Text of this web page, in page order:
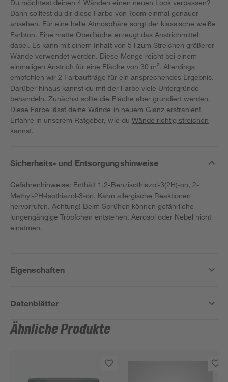
Du möchtest deinen 4 Wänden einen neuen Look verpassen?
Dann solltest du dir diese Farbe von Toom einmal genauer
ansehen. Für eine helle Atmosphäre sorgt der klassische weiße
Farbton. Eine matte Oberfläche erzeugt das Anstrichmittel
dabei. Es kann mit einem Inhalt von 5 l zum Streichen größerer
Wände verwendet werden. Diese Menge reicht bei einem
einmaligen Anstrich für eine Fläche von 30 m². Allerdings
empfehlen wir 2 Farbaufträge für ein ansprechendes Ergebnis.
Darüber hinaus kannst du mit der Farbe viele Untergründe
behandeln. Zunächst sollte die Fläche aber grundiert werden.
Diese Farbe lässt deine Wände in neuem Glanz erstrahlen!
Erfahre in unserem Ratgeber, wie du Wände richtig streichen
kannst.
Sicherheits- und Entsorgungshinweise
Gefahrenhinweise: Enthält 1,2-Benzisothiazol-3(2H)-on, 2-
Methyl-2H-Isothiazol-3-on. Kann allergische Reaktionen
hervorrufen. Achtung! Beim Sprühen können gefährliche
lungengängige Tröpfchen entstehen. Aerosol oder Nebel nicht
einatmen.
Eigenschaften
Datenblätter
Ähnliche Produkte